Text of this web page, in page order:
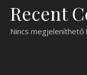
Recent
Nincs megjeleníthető